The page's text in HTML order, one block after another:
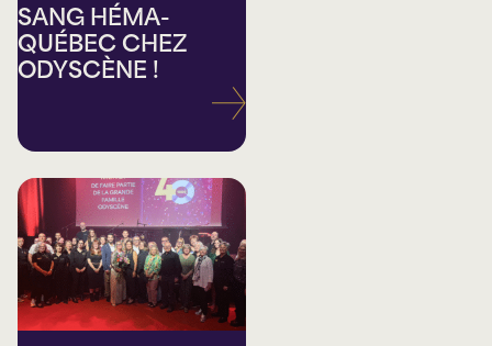
SANG HÉMA-
QUÉBEC CHEZ
ODYSCÈNE !